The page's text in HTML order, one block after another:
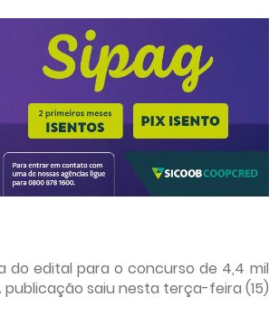
do edital para o concurso de 4,4 mil
publicação saiu nesta terça-feira (15)